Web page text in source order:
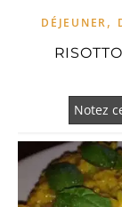
DÉJEUNER,
Notez